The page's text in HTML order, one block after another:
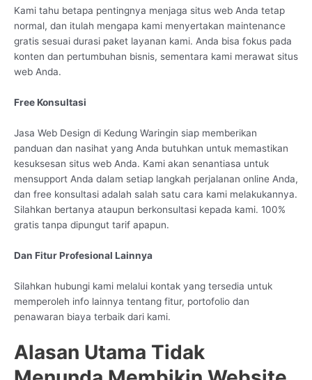
Kami tahu betapa pentingnya menjaga situs web Anda tetap
normal, dan itulah mengapa kami menyertakan maintenance
gratis sesuai durasi paket layanan kami. Anda bisa fokus pada
konten dan pertumbuhan bisnis, sementara kami merawat situs
web Anda.
Free Konsultasi
Jasa Web Design di Kedung Waringin siap memberikan
panduan dan nasihat yang Anda butuhkan untuk memastikan
kesuksesan situs web Anda. Kami akan senantiasa untuk
mensupport Anda dalam setiap langkah perjalanan online Anda,
dan free konsultasi adalah salah satu cara kami melakukannya.
Silahkan bertanya ataupun berkonsultasi kepada kami. 100%
gratis tanpa dipungut tarif apapun.
Dan Fitur Profesional Lainnya
Silahkan hubungi kami melalui kontak yang tersedia untuk
memperoleh info lainnya tentang fitur, portofolio dan
penawaran biaya terbaik dari kami.
Alasan Utama Tidak